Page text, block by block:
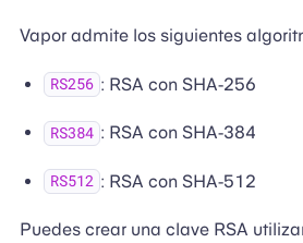
Vapor admite los siguientes
RS256 : RSA con SHA-256
RS384 : RSA con SHA-384
RS512 : RSA con SHA-512
Puedes crear una clave RSA